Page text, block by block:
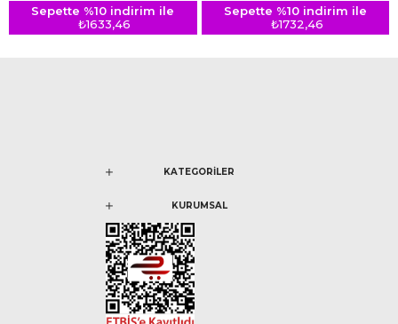
Sepette %10 indirim ile
₺1633,46
Sepette %10 indirim ile
₺1732,46
KATEGORİLER
KURUMSAL